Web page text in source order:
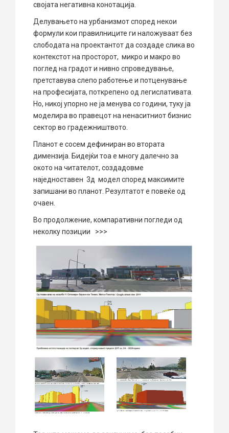
својата негативна конотација.
Делувањето на урбанизмот според некои
формули кои правилниците ги наложуваат без
слободата на проектантот да создаде слика во
контекстот на просторот, микро и макро во
поглед на градот и нивно спроведување,
претставува слепо работење и потценување
на професијата, поткрепено од легислативата.
Но, никој упорно не ја менува со години, туку ја
моделира во правецот на ненаситниот бизнис
сектор во градежништвото.
Планот е сосем дефиниран во втората
димензија. Бидејќи тоа е многу далечно за
окото на читателот, создадовме
наједноставен 3д модел според максимите
запишани во планот. Резултатот е повеќе од
очаен.
Во продолжение, компаративни погледи од
неколку позиции >>>